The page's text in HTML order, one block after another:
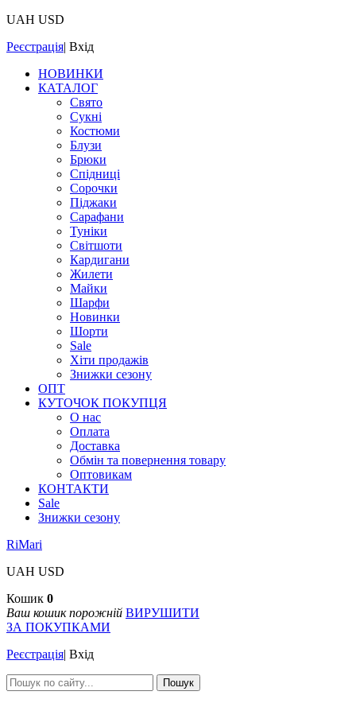
UAH USD
Реєстрація| Вхід
НОВИНКИ
КАТАЛОГ
Свято
Сукні
Костюми
Блузи
Брюки
Спідниці
Сорочки
Піджаки
Сарафани
Туніки
Світшоти
Кардигани
Жилети
Майки
Шарфи
Новинки
Шорти
Sale
Хіти продажів
Знижки сезону
ОПТ
КУТОЧОК ПОКУПЦЯ
О нас
Оплата
Доставка
Обмін та повернення товару
Оптовикам
КОНТАКТИ
Sale
Знижки сезону
RiMari
UAH USD
Кошик 0
Ваш кошик порожній ВИРУШИТИ
ЗА ПОКУПКАМИ
Реєстрація| Вхід
Пошук